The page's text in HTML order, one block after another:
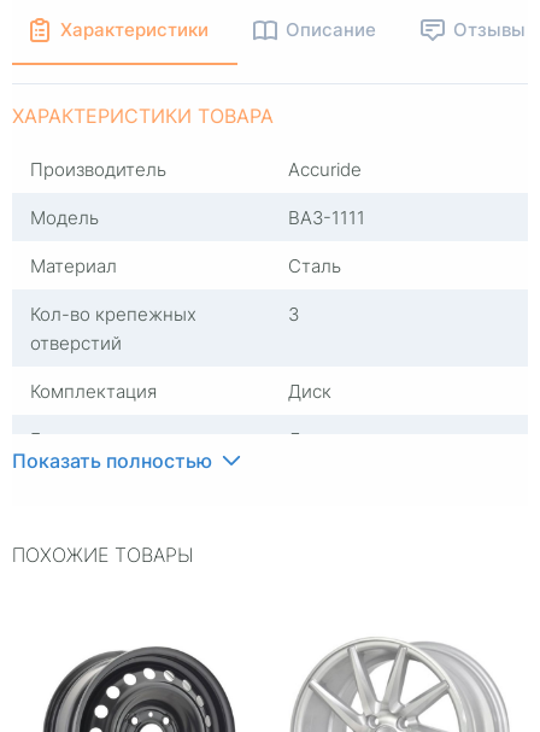
Характеристики Описание Отзывы
ХАРАКТЕРИСТИКИ ТОВАРА
Производитель
Accuride
Модель
ВАЗ-1111
Материал
Сталь
Кол-во крепежных
отверстий
3
Комплектация
Диск
Группа
Диски стальные
Ширина (диски)
Показать полностью
ПОХОЖИЕ ТОВАРЫ